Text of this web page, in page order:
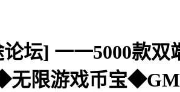
坛] 一一5000款
无限游戏币宝